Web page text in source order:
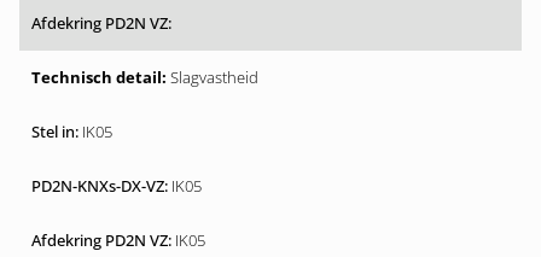
Slagvastheid
IK05
IK05
IK05